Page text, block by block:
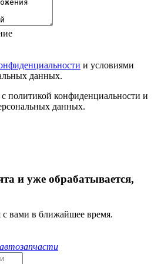
и условиями
данных.
политикой конфиденциальности и
данных.
и уже обрабатывается,
вами в ближайшее время.